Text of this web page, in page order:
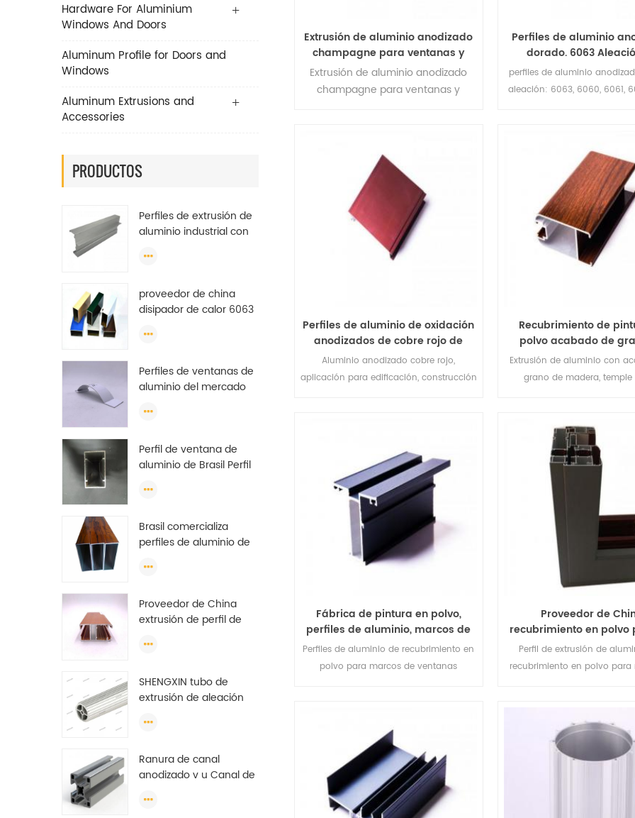
Hardware For Aluminium
Windows And Doors
Aluminum Profile for Doors and
Windows
Aluminum Extrusions and
Accessories
PRODUCTOS
Perfiles de extrusión de
aluminio industrial con
shengxin 2019-2020
proveedor de china
disipador de calor 6063
polvo de aluminio
ventana de perfil
Perfiles de ventanas de
aluminio del mercado
Perfil de ventana de
aluminio de Brasil Perfil
anodizado de China
Brasil comercializa
perfiles de aluminio de
extrusión de puertas y
Proveedor de China
extrusión de perfil de
Etiopía de invernadero
SHENGXIN tubo de
extrusión de aleación
tubo redondo de
perfiles
Ranura de canal
anodizado v u Canal de
por tonelada de perfil
Extrusión de aluminio anodizado
champagne para ventanas y
puertas.
Extrusión de aluminio anodizado
champagne para ventanas y
Perfiles de aluminio
dorado. 6063
aluminio
perfiles de aluminio
aleación: 6063, 6060, 6061,
Perfiles de aluminio de oxidación
anodizados de cobre rojo de
aleación serie 6000
personalizados
Aluminio anodizado cobre rojo,
aplicación para edificación, construcción
Recubrimiento de
polvo acabado de
madera extrusión de
Extrusión de aluminio con
grano de madera, temple
Fábrica de pintura en polvo,
perfiles de aluminio, marcos de
ventanas
Perfiles de aluminio de recubrimiento en
polvo para marcos de ventanas
Proveedor de
recubrimiento en polvo
extrusión de
Perfil de extrusión de
recubrimiento en polvo para